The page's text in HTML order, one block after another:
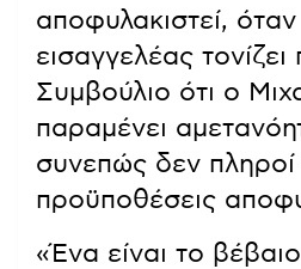
αποφυλακιστεί,
εισαγγελέας
Συμβούλιο ότι ο
παραμένει
συνεπώς δεν πληροί
προϋποθέσεις
«Ένα είναι το